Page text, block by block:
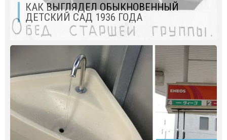
КАК ВЫГЛЯДЕЛ ОБЫКНОВЕННЫЙ
ДЕТСКИЙ САД 1936 ГОДА